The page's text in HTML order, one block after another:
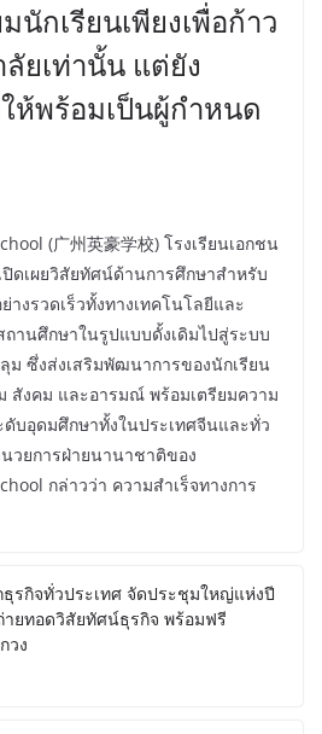
นักเรียนเพียงเพื่อก้าว
ยเท่านั้น แต่ยัง
ห้พร้อมเป็นผู้กำหนด
(广州英豪学校) โรงเรียนเอกชน
ดเผยวิสัยทัศน์ด้านการศึกษาสำหรับ
างรวดเร็วทั้งทางเทคโนโลยีและ
านศึกษาในรูปแบบดั้งเดิมไปสู่ระบบ
ม ซึ่งส่งเสริมพัฒนาการของนักเรียน
สังคม และอารมณ์ พร้อมเตรียมความ
บอุดมศึกษาทั้งในประเทศจีนและทั่ว
วยการฝ่ายนานาชาติของ
กล่าวว่า ความสำเร็จทางการ
รกิจทั่วประเทศ จัดประชุมใหญ่แห่งปี
ายทอดวิสัยทัศน์ธุรกิจ พร้อมฟรี
วง